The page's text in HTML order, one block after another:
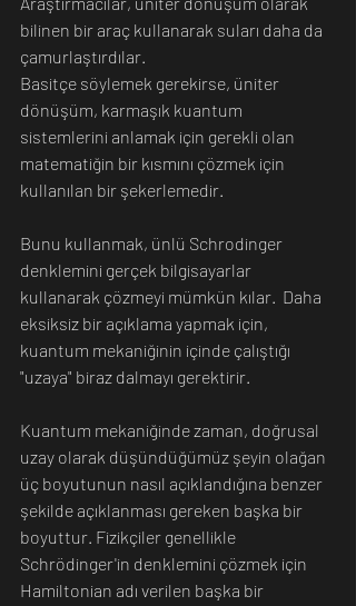
bilinen bir araç kullanarak suları daha da
çamurlaştırdılar.
Basitçe söylemek gerekirse, üniter
dönüşüm, karmaşık kuantum
sistemlerini anlamak için gerekli olan
matematiğin bir kısmını çözmek için
kullanılan bir şekerlemedir.
Bunu kullanmak, ünlü Schrodinger
denklemini gerçek bilgisayarlar
kullanarak çözmeyi mümkün kılar.  Daha
eksiksiz bir açıklama yapmak için,
kuantum mekaniğinin içinde çalıştığı
"uzaya" biraz dalmayı gerektirir.
Kuantum mekaniğinde zaman, doğrusal
uzay olarak düşündüğümüz şeyin olağan
üç boyutunun nasıl açıklandığına benzer
şekilde açıklanması gereken başka bir
boyuttur. Fizikçiler genellikle
Schrödinger'in denklemini çözmek için
Hamiltonian adı verilen başka bir